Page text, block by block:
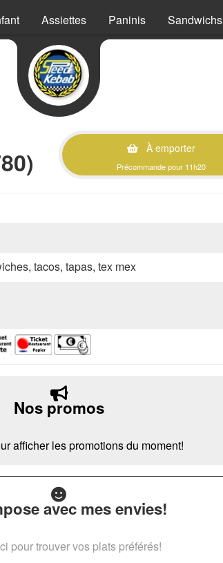
Assiettes Paninis Sandwichs
À emporter
Précommande pour 11h20
tacos, tapas, tex mex
Nos promos
afficher les promotions du moment!
avec mes envies!
pour trouver vos plats préférés!